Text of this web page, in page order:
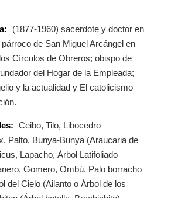
(1877-1960) sacerdote y doctor en
de San Miguel Arcángel en
Círculos de Obreros; obispo de
del Hogar de la Empleada;
y la actualidad y El catolicismo
Ceibo, Tilo, Libocedro
Palto, Bunya-Bunya (Araucaria de
Lapacho, Árbol Latifoliado
Gomero, Ombú, Palo borracho
del Cielo (Ailanto o Árbol de los